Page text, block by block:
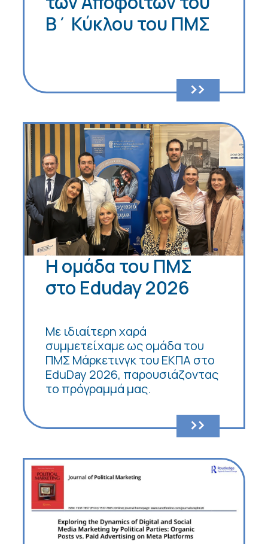
Β΄ Κύκλου του ΠΜΣ
Η ομάδα του ΠΜΣ
στο Eduday 2026
Με ιδιαίτερη χαρά
συμμετείχαμε ως ομάδα του
ΠΜΣ Μάρκετινγκ του ΕΚΠΑ στο
EduDay 2026, παρουσιάζοντας
το πρόγραμμά μας.